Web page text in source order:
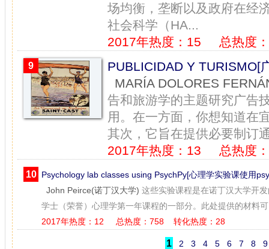
场均衡，垄断以及政府在经
社会科学（HA...
2017年热度：15
总热度
9
PUBLICIDAD Y TURISMO[
MARÍA DOLORES
告和旅游学的主题研究广告
用。在一方面，你想知道在
其次，它旨在提供必要制订
2017年热度：13
总热度
10 Psychology lab classes using PsychPy[心理学实验课使用
John Peirce(诺丁汉大学) 这些实验课程是在诺丁汉大学开
学士（荣誉）心理学第一年课程的一部分。此处提供的材料
2017年热度：12
总热度：758 转化热度：28
1 2 3 4 5 6 7 8 9